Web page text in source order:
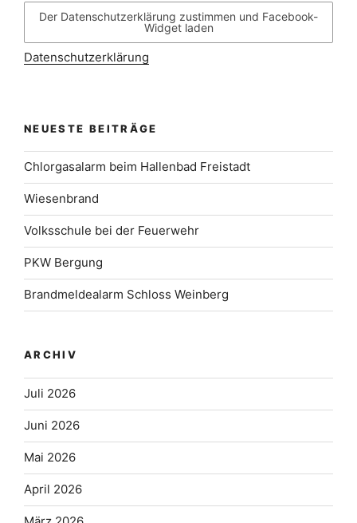
Der Datenschutzerklärung zustimmen und Facebook-
Widget laden
Datenschutzerklärung
NEUESTE BEITRÄGE
Chlorgasalarm beim Hallenbad Freistadt
Wiesenbrand
Volksschule bei der Feuerwehr
PKW Bergung
Brandmeldealarm Schloss Weinberg
ARCHIV
Juli 2026
Juni 2026
Mai 2026
April 2026